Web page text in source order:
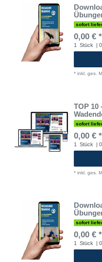
sofort
0,00 € *
1 Stück |
* inkl. ges.
TOP 10
sofort
0,00 € *
1 Stück |
* inkl. ges.
sofort
0,00 € *
1 Stück |